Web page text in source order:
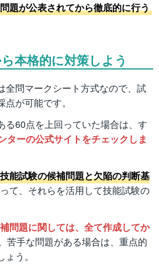
題が公表されてから徹底的に行う
本格的に対策しよう
全問マークシート方式なので、試
が可能です。
る60点を上回っていた場合は、す
ターの公式サイトをチェックしま
技能試験の候補問題と欠陥の判断基
て、それらを活用して技能試験の
問題に関しては、全て作成してか
苦手な問題がある場合は、重点的
う。